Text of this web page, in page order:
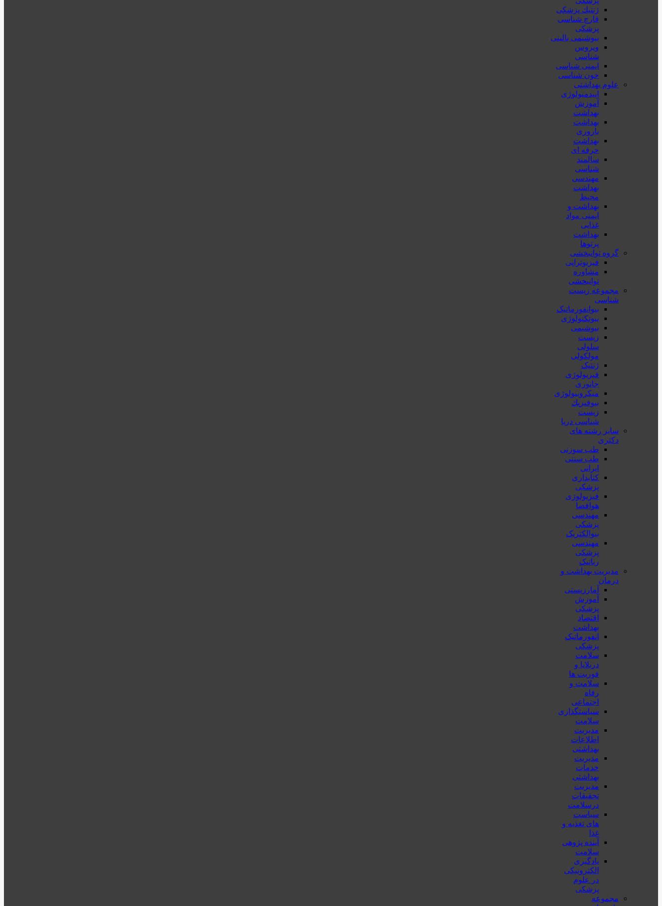
ژنتيك پزشکی
قارچ شناسی
پزشكی
بیوشیمی بالینی
ویروس
شناسی
ایمنی شناسی
خون شناسی
علوم بهداشتی
اپیدمیولوژی
آموزش
بهداشت
بهداشت
باروری
بهداشت
حرفه ای
سالمند
شناسی
مهندسی
بهداشت
محيط
بهداشت و
ایمنی مواد
غذایی
بهداشت
پرتوها
گروه توانبخشی
فیزیوتراپی
مشاوره
توانبخشی
مجموعه زیست
شناسی
بیوانفورماتیک
بیوتکنولوژی
بیوشیمی
زیست
سلولی
مولکولی
ژنتیک
فیزیولوژی
جانوری
میکروبیولوژی
بيوفيزيك
زیست
شناسی دریا
سایر رشته های
دکتری
طب سوزنی
طب سنتی
ایرانی
کتابداری
پزشکی
فیزیولوژی
هوافضا
مهندسی
پزشکی
بیوالکتریک
مهندسی
پزشکی
رباتیک
مدیریت بهداشت و
درمان
آمارزیستی
آموزش
پزشکی
اقتصاد
بهداشت
انفورماتیک
پزشکی
سلامت
دربلايا و
فوريت ها
سلامت و
رفاه
اجتماعی
سیاستگذاری
سلامت
مدیریت
اطلاعات
بهداشتی
مدیریت
خدمات
بهداشتی
مدیریت
تحقیقات
درسلامت
سیاست
های تغذیه و
غذا
آینده پژوهی
سلامت
یادگیری
الکترونیکی
در علوم
پزشکی
مجموعه